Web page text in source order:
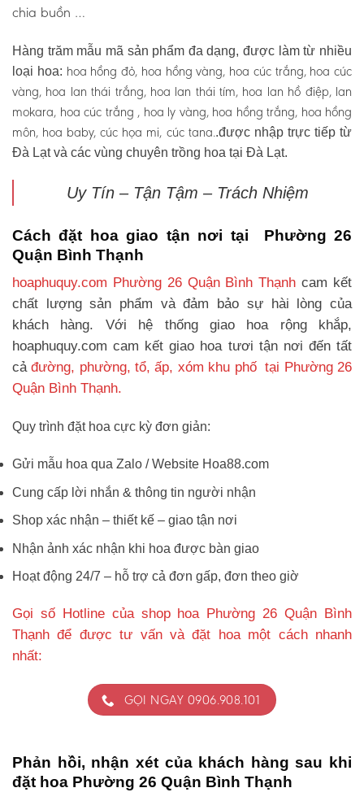
chia buồn …
Hàng trăm mẫu mã sản phẩm đa dạng, được làm từ nhiều
loại hoa: hoa hồng đỏ, hoa hồng vàng, hoa cúc trắng, hoa cúc
vàng, hoa lan thái trắng, hoa lan thái tím, hoa lan hồ điệp, lan
mokara, hoa cúc trắng , hoa ly vàng, hoa hồng trắng, hoa hồng
môn, hoa baby, cúc họa mi, cúc tana..được nhập trực tiếp từ
Đà Lạt và các vùng chuyên trồng hoa tại Đà Lạt.
Uy Tín – Tận Tậm – Trách Nhiệm
Cách đặt hoa giao tận nơi tại Phường 26
Quận Bình Thạnh
hoaphuquy.com Phường 26 Quận Bình Thạnh cam kết
chất lượng sản phẩm và đảm bảo sự hài lòng của
khách hàng. Với hệ thống giao hoa rộng khắp,
hoaphuquy.com cam kết giao hoa tươi tận nơi đến tất
cảđường, phường, tổ, ấp, xóm khu phố tại Phường 26
Quận Bình Thạnh.
Quy trình đặt hoa cực kỳ đơn giản:
Gửi mẫu hoa qua Zalo / Website Hoa88.com
Cung cấp lời nhắn & thông tin người nhận
Shop xác nhận – thiết kế – giao tận nơi
Nhận ảnh xác nhận khi hoa được bàn giao
Hoạt động 24/7 – hỗ trợ cả đơn gấp, đơn theo giờ
Gọi số Hotline của shop hoa Phường 26 Quận Bình
Thạnh để được tư vấn và đặt hoa một cách nhanh
nhất:
GỌI NGAY 0906.908.101
Phản hồi, nhận xét của khách hàng sau khi
đặt hoa Phường 26 Quận Bình Thạnh